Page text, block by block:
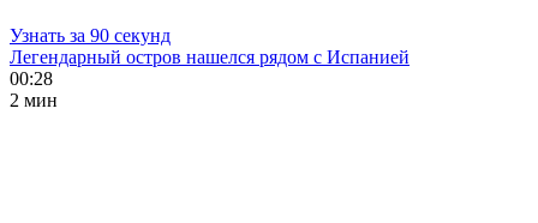
Узнать за 90 секунд
Легендарный остров нашелся рядом с Испанией
00:28
2 мин